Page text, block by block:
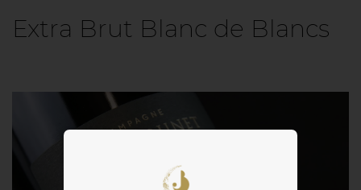
Extra Brut Blanc de Blancs